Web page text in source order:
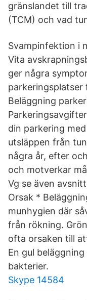
gränslandet till
(TCM) och vad
Svampinfektion i
Vita
ger några
parkeringsplatser
Beläggning
din parkering
utsläppen från
några år, efter
och motverkar
Vg se även
Orsak *
munhygien där
från rökning.
ofta orsaken till
En gul
bakterier.
Skype 14584